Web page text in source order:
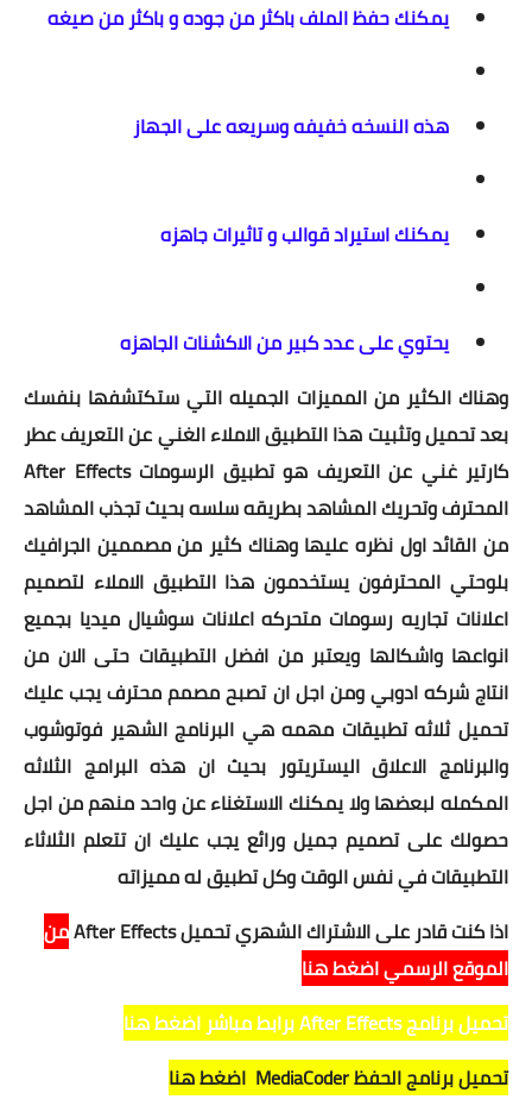
يمكنك حفظ الملف باكثر من جوده و باكثر من صيغه
هذه النسخه خفيفه وسريعه على الجهاز
يمكنك استيراد قوالب و تاثيرات جاهزه
يحتوي على عدد كبير من الاكشنات الجاهزه
وهناك الكثير من المميزات الجميله التي ستكتشفها بنفسك
بعد تحميل وتثبيت هذا التطبيق الاملاء الغني عن التعريف عطر
كارتير غني عن التعريف هو تطبيق الرسومات After Effects
المحترف وتحريك المشاهد بطريقه سلسه بحيث تجذب المشاهد
من القائد اول نظره عليها وهناك كثير من مصممين الجرافيك
بلوحتي المحترفون يستخدمون هذا التطبيق الاملاء لتصميم
اعلانات تجاريه رسومات متحركه اعلانات سوشيال ميديا بجميع
انواعها واشكالها ويعتبر من افضل التطبيقات حتى الان من
انتاج شركه ادوبي ومن اجل ان تصبح مصمم محترف يجب عليك
تحميل ثلاثه تطبيقات مهمه هي البرنامج الشهير فوتوشوب
والبرنامج الاعلاق اليستريتور بحيث ان هذه البرامج الثلاثه
المكمله لبعضها ولا يمكنك الاستغناء عن واحد منهم من اجل
حصولك على تصميم جميل ورائع يجب عليك ان تتعلم الثلاثاء
التطبيقات في نفس الوقت وكل تطبيق له مميزاته
اذا كنت قادر على الاشتراك الشهري تحميل After Effects
من
الموقع الرسمي اضغط هنا
تحميل برنامج After Effects برابط مباشر اضغط هنا
تحميل برنامج الحفظ MediaCoder اضغط هنا